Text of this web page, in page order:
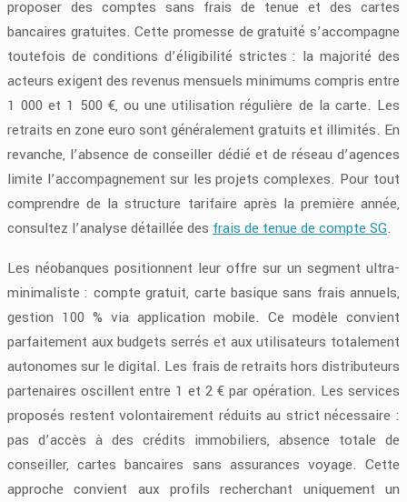
proposer des comptes sans frais de tenue et des cartes
bancaires gratuites. Cette promesse de gratuité s’accompagne
toutefois de conditions d’éligibilité strictes : la majorité des
acteurs exigent des revenus mensuels minimums compris entre
1 000 et 1 500 €, ou une utilisation régulière de la carte. Les
retraits en zone euro sont généralement gratuits et illimités. En
revanche, l’absence de conseiller dédié et de réseau d’agences
limite l’accompagnement sur les projets complexes. Pour tout
comprendre de la structure tarifaire après la première année,
consultez l’analyse détaillée des frais de tenue de compte SG.
Les néobanques positionnent leur offre sur un segment ultra-
minimaliste : compte gratuit, carte basique sans frais annuels,
gestion 100 % via application mobile. Ce modèle convient
parfaitement aux budgets serrés et aux utilisateurs totalement
autonomes sur le digital. Les frais de retraits hors distributeurs
partenaires oscillent entre 1 et 2 € par opération. Les services
proposés restent volontairement réduits au strict nécessaire :
pas d’accès à des crédits immobiliers, absence totale de
conseiller, cartes bancaires sans assurances voyage. Cette
approche convient aux profils recherchant uniquement un